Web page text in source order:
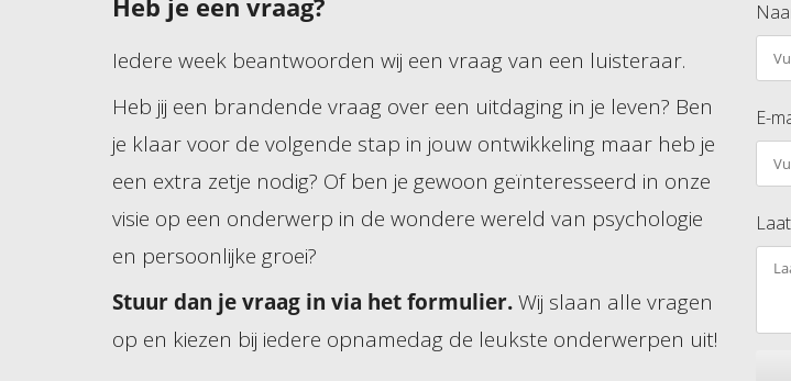
Heb je een vraag?
Iedere week beantwoorden wij een vraag van een luisteraar.
Heb jij een brandende vraag over een uitdaging in je leven? Ben
je klaar voor de volgende stap in jouw ontwikkeling maar heb je
een extra zetje nodig? Of ben je gewoon geïnteresseerd in onze
visie op een onderwerp in de wondere wereld van psychologie
en persoonlijke groei?
Stuur dan je vraag in via het formulier.Wij slaan alle vragen
op en kiezen bij iedere opnamedag de leukste onderwerpen uit!
E-